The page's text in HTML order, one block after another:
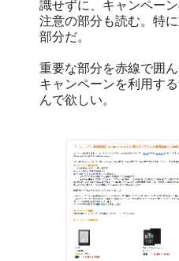
識せずに、キャンペー
注意の部分も読む。特
部分だ。
重要な部分を赤線で囲
キャンペーンを利用す
んで欲しい。